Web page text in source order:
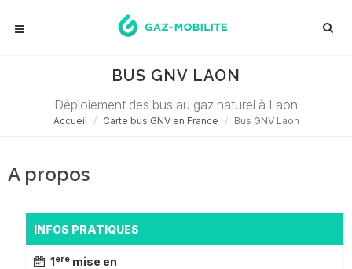
BUS GNV LAON
Déploiement des bus au gaz naturel à Laon
Accueil Carte bus GNV en France Bus GNV Laon
A propos
INFOS PRATIQUES
1ère mise en